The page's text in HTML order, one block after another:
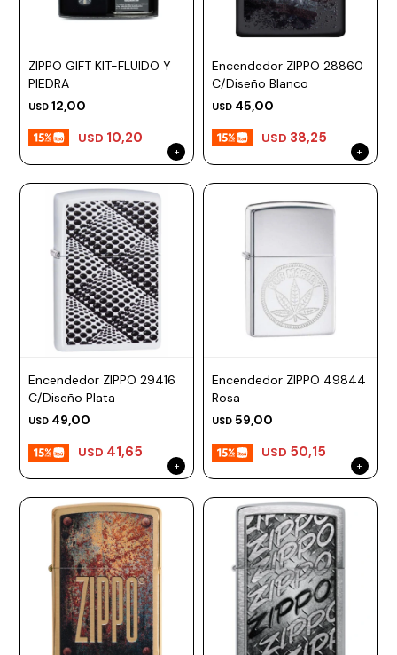
ZIPPO GIFT KIT-FLUIDO Y
PIEDRA
USD 12,00
USD 10,20
Encendedor ZIPPO 28860
C/Diseño Blanco
USD 45,00
USD 38,25
Encendedor ZIPPO 29416
C/Diseño Plata
USD 49,00
USD 41,65
Encendedor ZIPPO 49844
Rosa
USD 59,00
USD 50,15
Casio
Fossil
Skagen
Rosefield
Maserati
Exchange
Jansport
Karvik
Prune
Mistral
Camelbak
Repuestos
Bolígrafo
Rollerball
Lápiz
mecánico
Metal
Accesorios
MOCHILAS
ACCESORIOS
accesorios
OUTLET
WATCHME
EmpresaCompraBlog